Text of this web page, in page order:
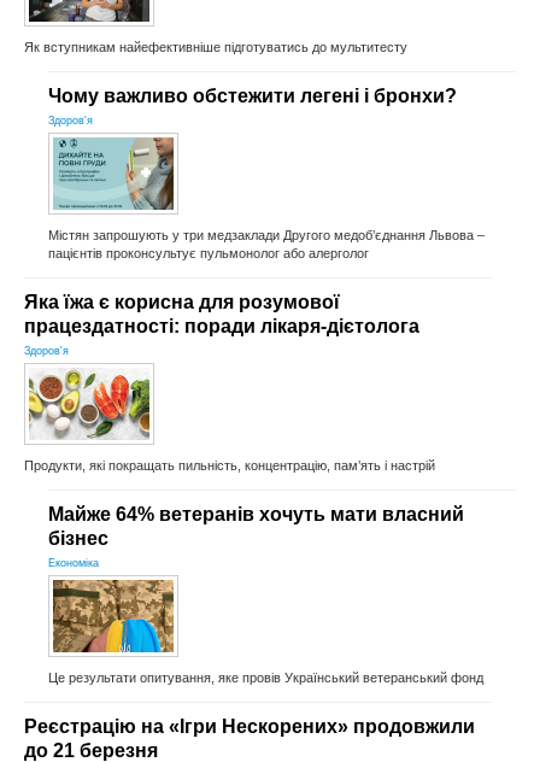
Як вступникам найефективніше підготуватись до мультитесту
Чому важливо обстежити легені і бронхи?
Здоров'я
Містян запрошують у три медзаклади Другого медоб’єднання Львова –
пацієнтів проконсультує пульмонолог або алерголог
Яка їжа є корисна для розумової
працездатності: поради лікаря-дієтолога
Здоров'я
Продукти, які покращать пильність, концентрацію, пам’ять і настрій
Майже 64% ветеранів хочуть мати власний
бізнес
Економіка
Це результати опитування, яке провів Український ветеранський фонд
Реєстрацію на «Ігри Нескорених» продовжили
до 21 березня